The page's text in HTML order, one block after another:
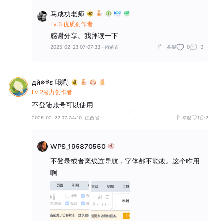
马成功老师
Lv.3 优质创作者
感谢分享。我拜读一下
2025-02-23 07:07:33 · 内蒙古 举报 0 0
дй※®ε 哦嘞
Lv.2潜力创作者
不登陆账号可以使用
2025-02-22 07:34:20 江西省 举报 1 2
WPS_195870550
不登录或者离线连导航，字体都不能改。这个咋用
啊